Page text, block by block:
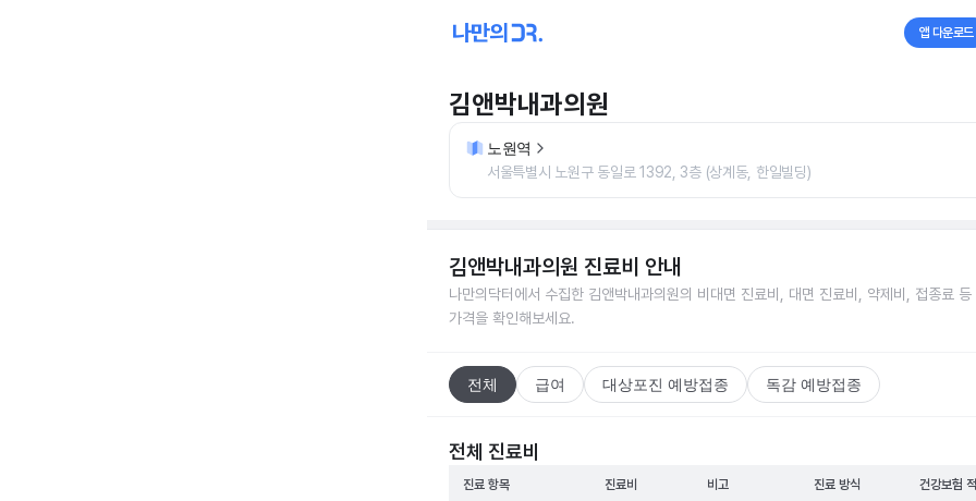
앱 다운로드
김앤박내과의원
노원역
서울특별시 노원구 동일로 1392, 3층 (상계동, 한일빌딩)
김앤박내과의원 진료비 안내
나만의닥터에서 수집한 김앤박내과의원의 비대면 진료비, 대면 진료비, 약제비, 접종료 등
가격을 확인해보세요.
전체 급여 대상포진 예방접종 독감 예방접종
전체 진료비
진료 항목 진료비 비고 진료 방식 건강보험